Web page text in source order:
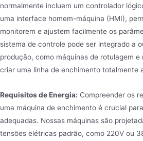
normalmente incluem um controlador
uma interface homem-máquina (HMI),
monitorem e ajustem facilmente os
sistema de controle pode ser integrado a
produção, como máquinas de rotulagem e
criar uma linha de enchimento totalmente
Requisitos de Energia: Compreender os
uma máquina de enchimento é crucial
adequadas. Nossas máquinas são
tensões elétricas padrão, como 220V ou